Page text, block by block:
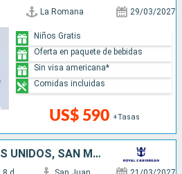
La Romana 29/03/2027
US$ 590 +Tasas
Niños Gratis
Oferta en paquete de bebidas
Sin visa americana*
Comidas incluidas
PUERTO RICO, ESTADOS UNIDOS, SAN MARTÍN, ANTIGUA Y BARBUDA, DOMINICA